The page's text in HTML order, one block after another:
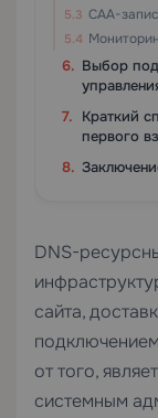
CAA-
Выбор
Краткий
первого
DNS-
сайта,
от того,
системным